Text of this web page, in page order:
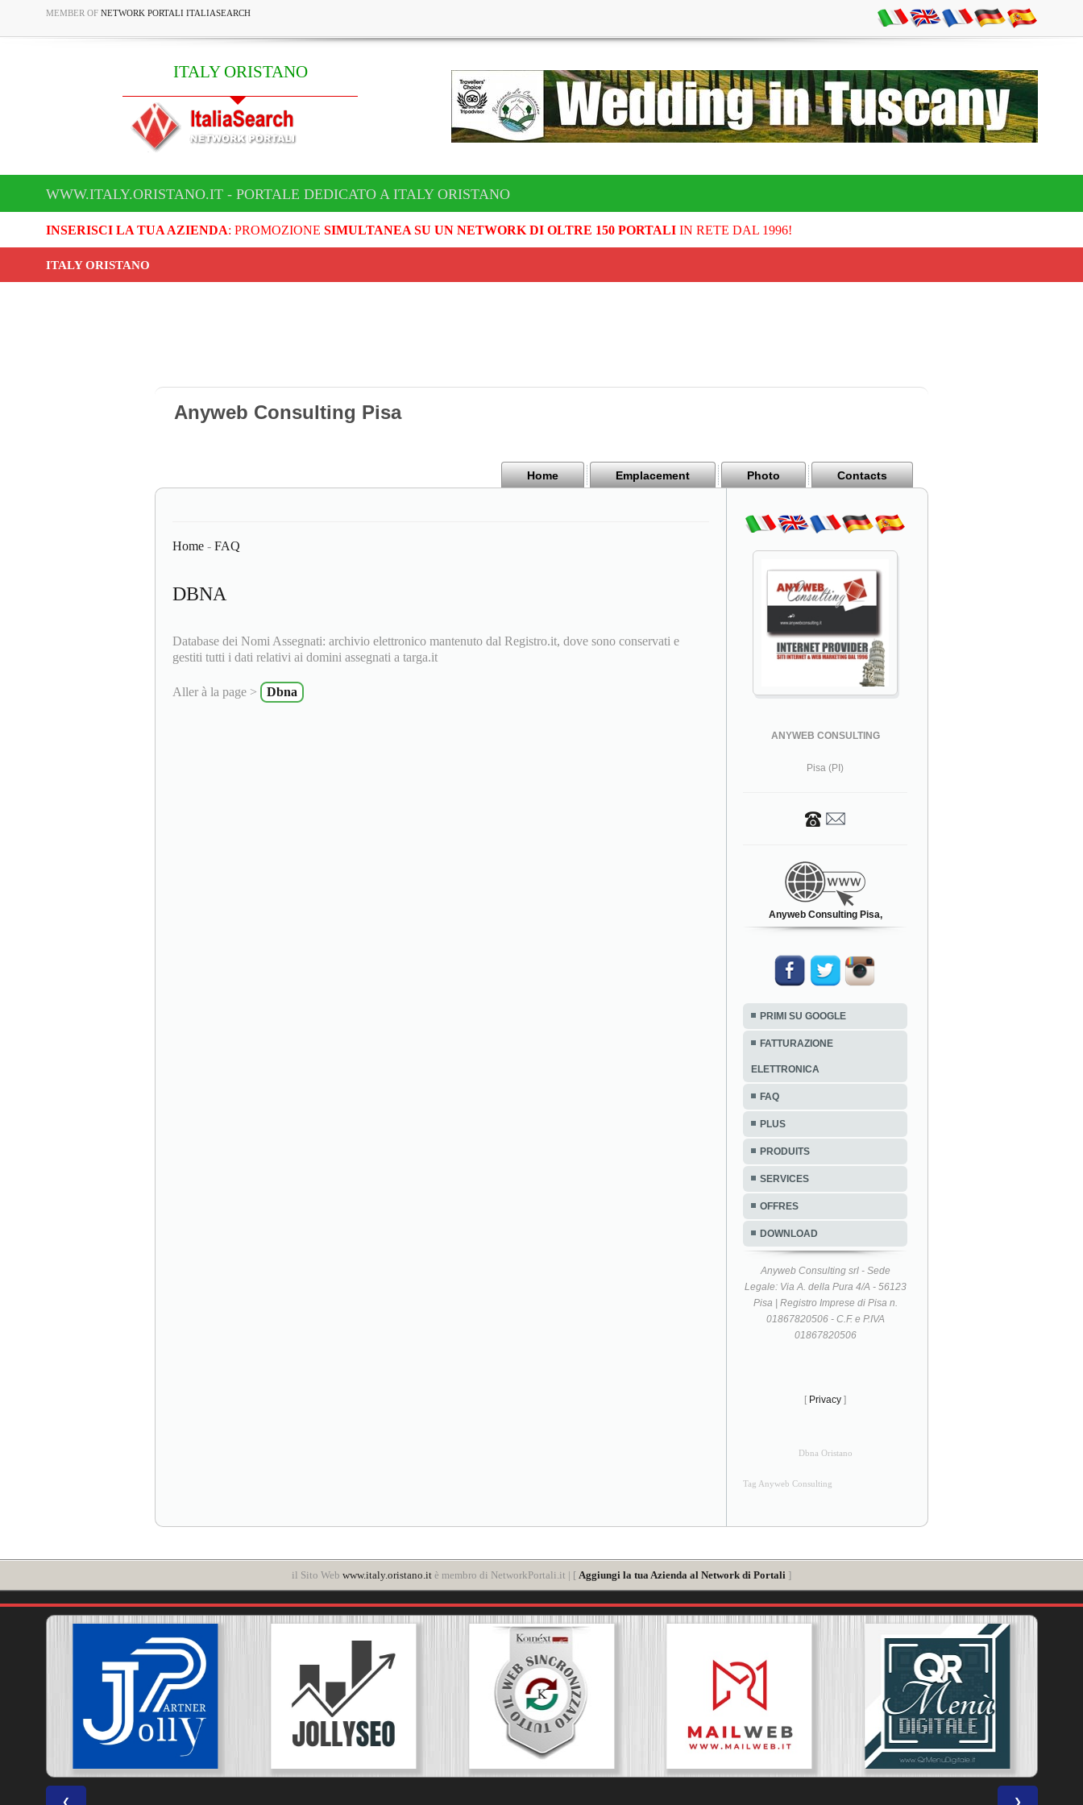
MEMBER OF NETWORK PORTALI ITALIASEARCH
ITALY ORISTANO
WWW.ITALY.ORISTANO.IT - PORTALE DEDICATO A ITALY ORISTANO
INSERISCI LA TUA AZIENDA: PROMOZIONE SIMULTANEA SU UN NETWORK DI OLTRE 150 PORTALIIN RETE DAL 1996!
ITALY ORISTANO
Anyweb Consulting Pisa
Home Emplacement Photo Contacts
Home - FAQ
DBNA
Database dei Nomi Assegnati: archivio elettronico mantenuto dal Registro.it, dove sono conservati e
gestiti tutti i dati relativi ai domini assegnati a targa.it
Aller à la page > Dbna
ANYWEB CONSULTING
Pisa (PI)
Anyweb Consulting Pisa,
PRIMI SU GOOGLE
FATTURAZIONE
ELETTRONICA
FAQ
PLUS
PRODUITS
SERVICES
OFFRES
DOWNLOAD
Anyweb Consulting srl - Sede
Legale: Via A. della Pura 4/A - 56123
Pisa | Registro Imprese di Pisa n.
01867820506 - C.F. e P.IVA
01867820506
[ Privacy ]
Dbna Oristano
Tag Anyweb Consulting
il Sito Web www.italy.oristano.it è membro di NetworkPortali.it | [ Aggiungi la tua Azienda al Network di Portali ]
❮ ❯